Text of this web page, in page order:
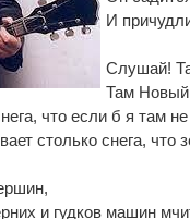
И
Слушай!
Там Новый
что если б я там
столько снега, что
и гудков машин